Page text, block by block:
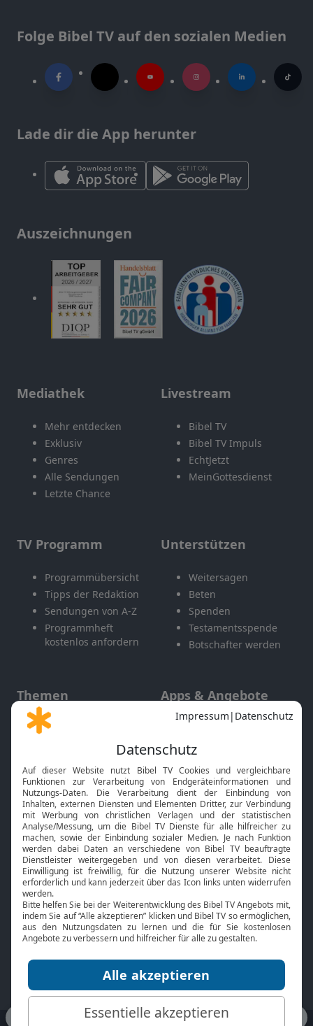
Folge Bibel TV auf den sozialen Medien
Lade dir die App herunter
Auszeichnungen
Mediathek
Mehr entdecken
Exklusiv
Genres
Alle Sendungen
Letzte Chance
Livestream
Bibel TV
Bibel TV Impuls
EchtJetzt
MeinGottesdienst
TV Programm
Programmübersicht
Tipps der Redaktion
Sendungen von A-Z
Programmheft
kostenlos anfordern
Unterstützen
Weitersagen
Beten
Spenden
Testamentsspende
Botschafter werden
Themen
Gott und Bibel erklärt
Neuigkeiten
Apps & Angebote
Mobile App
Smart TV
HbbTV
Bibelthek Online-Bibel
Nächster Gottesdienst
Bibel TV
Über uns
Jobs
Mediadaten
Service
Kontakt
TV-Empfang